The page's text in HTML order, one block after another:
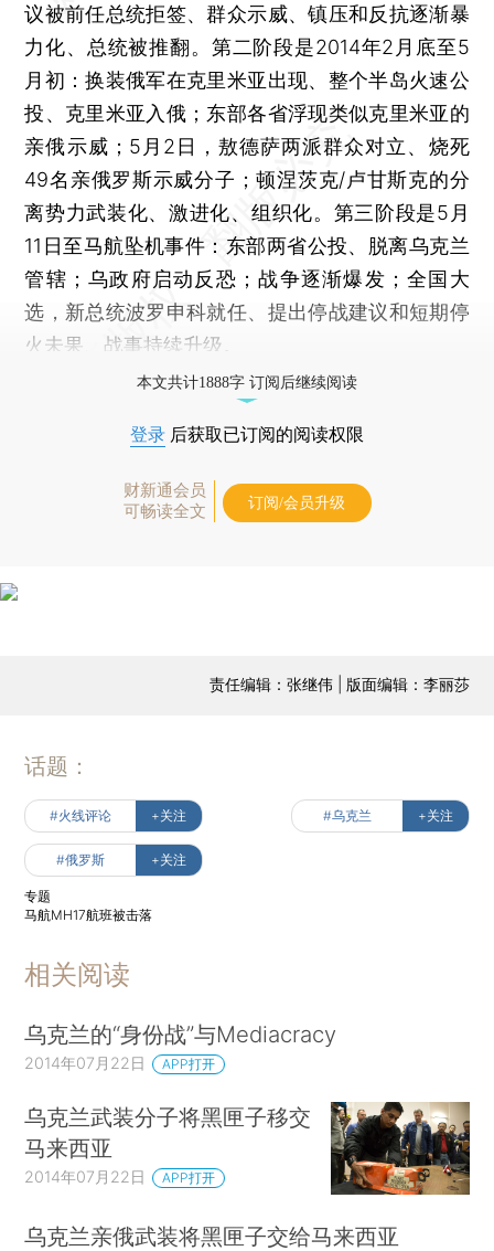
议被前任总统拒签、群众示威、镇压和反抗逐渐暴
力化、总统被推翻。第二阶段是2014年2月底至5
月初：换装俄军在克里米亚出现、整个半岛火速公
投、克里米亚入俄；东部各省浮现类似克里米亚的
亲俄示威；5月2日，敖德萨两派群众对立、烧死
49名亲俄罗斯示威分子；顿涅茨克/卢甘斯克的分
离势力武装化、激进化、组织化。第三阶段是5月
11日至马航坠机事件：东部两省公投、脱离乌克兰
管辖；乌政府启动反恐；战争逐渐爆发；全国大
选，新总统波罗申科就任、提出停战建议和短期停
火未果、战事持续升级。
本文共计1888字 订阅后继续阅读
登录 后获取已订阅的阅读权限
财新通会员
可畅读全文
订阅/会员升级
责任编辑：张继伟 | 版面编辑：李丽莎
话题：
#火线评论 +关注 #乌克兰 +关注
#俄罗斯 +关注
专题
马航MH17航班被击落
相关阅读
乌克兰的“身份战”与Mediacracy
2014年07月22日 APP打开
乌克兰武装分子将黑匣子移交
马来西亚
2014年07月22日 APP打开
乌克兰亲俄武装将黑匣子交给马来西亚